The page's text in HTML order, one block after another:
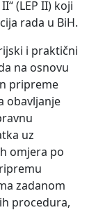
(LEP II) koji
rada u BiH.
i praktični
na osnovu
pripreme
obavljanje
uz
omjera po
zadanom
procedura,